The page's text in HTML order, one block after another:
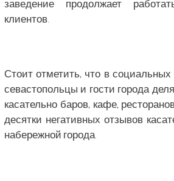
заведение продолжает
клиентов.
Стоит отметить, что в социальных
севастопольцы и гости города
касательно баров, кафе,
десятки негативных отзывов
набережной города.